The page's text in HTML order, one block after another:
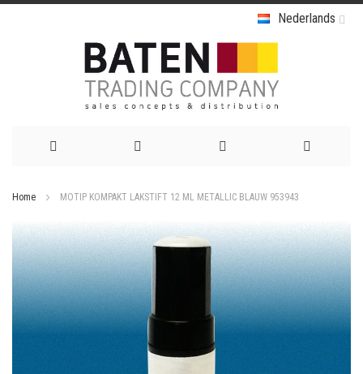
Nederlands
de
inhoud
Home MOTIP KOMPAKT LAKSTIFT 12 ML METALLIC BLAUW 953943
Ga
naar
het
einde
van
de